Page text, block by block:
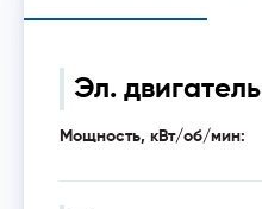
Эл. двигатель
Мощность, кВт/об/мин: